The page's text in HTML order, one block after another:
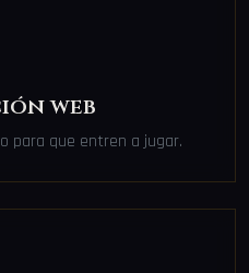
web
para que entren a jugar.